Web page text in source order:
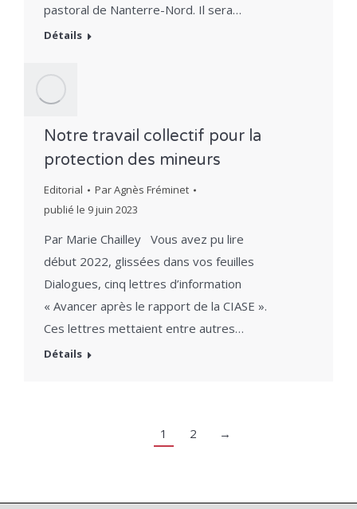
pastoral de Nanterre-Nord. Il sera…
Détails
Notre travail collectif pour la
protection des mineurs
Editorial ParAgnès Fréminet
publié le 9 juin 2023
Par Marie Chailley Vous avez pu lire
début 2022, glissées dans vos feuilles
Dialogues, cinq lettres d’information
« Avancer après le rapport de la CIASE ».
Ces lettres mettaient entre autres…
Détails
1 2 →